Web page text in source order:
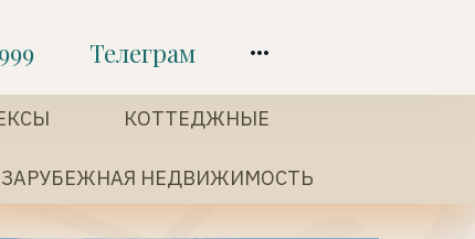
Телеграм
КОТТЕДЖНЫЕ
ЗАРУБЕЖНАЯ НЕДВИЖИМОСТЬ